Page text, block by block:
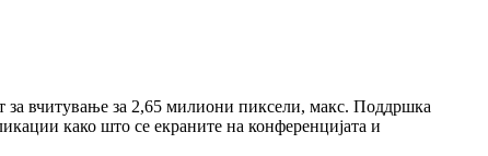
за вчитување за 2,65 милиони пиксели, макс. Поддршка
како што се екраните на конференцијата и